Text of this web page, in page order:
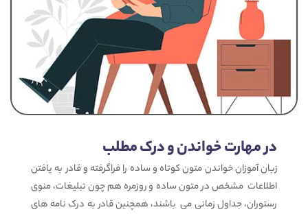
در مهارت خواندن و درک مطلب
زبان آموزان خواندن متون کوتاه و ساده را فراگرفته و قادر به یافتن
اطلاعات مشخص در متون ساده و روزمره هم چون تبلیغات، منوی
رستوران، جداول زمانی می باشند، همچنین قادر به درک نامه های